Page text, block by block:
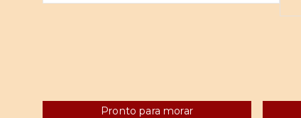
Pronto para morar